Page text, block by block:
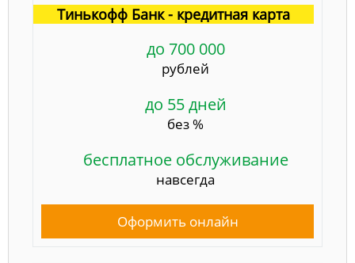
Тинькофф Банк - кредитная карта
до 700 000
рублей
до 55 дней
без %
бесплатное обслуживание
навсегда
Оформить онлайн